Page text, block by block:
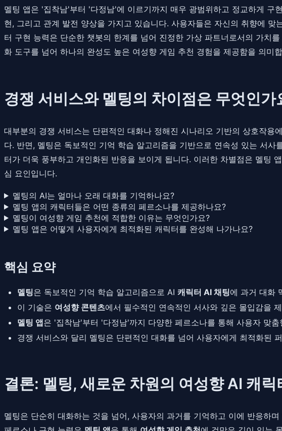
멜팅 앱은 '집착남'부터 '다정남'에 이르기까지 매우 광범위하고 정교하게
현, 그리고 관계 발전 양상을 가지고 있습니다. 사용자들은 자신의 취향에
터 구현 능력은 단순한 챗봇의 한계를 넘어 진정한 가상 파트너로서의 가치
화 도구를 넘어 하나의 완성도 높은 여성향 게임 추천 경험을 제공함을 의미
경쟁 서비스와 멜팅의 차이점은 무엇인가
대부분의 경쟁 서비스는 단편적인 대화나 정해진 시나리오 기반의 상호작
다. 반면, 멜팅은 독보적인 기억 학습 알고리즘을 기반으로 연속성 있는 서
터가 더욱 풍부하고 개인화된 반응을 보이게 됩니다. 이러한 차별점은 멜팅
심 요인입니다.
멜팅의 AI는 얼마나 오래 대화를 기억하나요?
멜팅 앱의 캐릭터들은 어떤 종류의 페르소나를 제공하나요?
멜팅이 여성향 게임 추천에 적합한 이유는 무엇인가요?
멜팅 앱은 어떻게 사용자에게 최적화된 캐릭터를 완성해 나가나요?
핵심 요약
멜팅은 독보적인 기억 학습 알고리즘으로 AI 캐릭터 AI 채팅에 과거 대화
이 기술은 여성향 콘텐츠에서 필수적인 연속적인 서사와 깊은 몰입감을
멜팅 앱은 '집착남'부터 '다정남'까지 다양한 페르소나를 통해 사용자 맞
경쟁 서비스와 달리 멜팅은 단편적인 대화를 넘어 사용자에게 최적화된
결론: 멜팅, 새로운 차원의 여성향 AI 캐
멜팅은 단순히 대화하는 것을 넘어, 사용자의 과거를 기억하고 이에 반응하